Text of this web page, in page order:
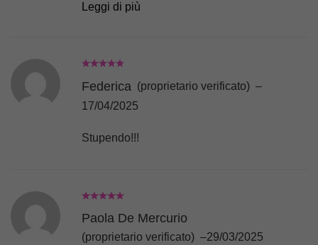
barboncina.. Sicuramente riacquisterò per
Leggi di più
Federica (proprietario verificato) –
17/04/2025
Stupendo!!!
Paola De Mercurio
(proprietario verificato) –29/03/2025